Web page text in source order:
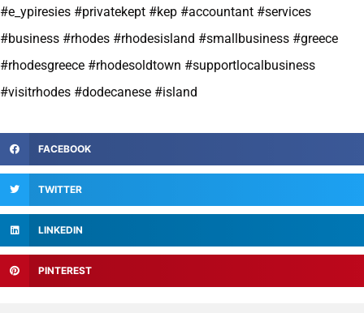
#e_ypiresies #privatekept #kep #accountant #services
#business #rhodes #rhodesisland #smallbusiness #greece
#rhodesgreece #rhodesoldtown #supportlocalbusiness
#visitrhodes #dodecanese #island
FACEBOOK
TWITTER
LINKEDIN
PINTEREST